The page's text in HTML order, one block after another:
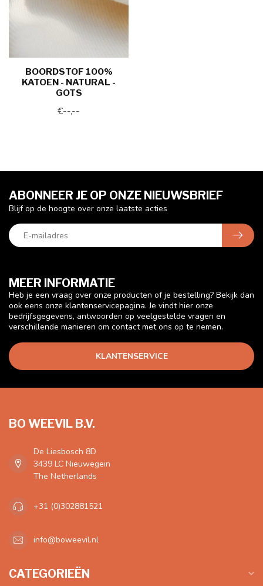
BOORDSTOF 100%
KATOEN - NATURAL -
GOTS
€--,--
MEER INFORMATIE
Heb je een vraag over onze producten of je bestelling? Bekijk dan
ook eens onze klantenservicepagina. Je vindt hier onze
bedrijfsgegevens, antwoorden op veelgestelde vragen en
verschillende manieren om contact met ons op te nemen.
KLANTENSERVICE
ABONNEER JE OP ONZE NIEUWSBRIEF
Blijf op de hoogte over onze laatste acties
BO WEEVIL B.V.
De Liesbosch 8D
3439 LC Nieuwegein
The Netherlands
+31 (0)302881521
info@boweevil.nl
CATEGORIEËN